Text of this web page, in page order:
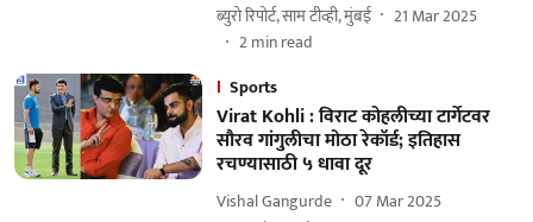
ब्युरो रिपोर्ट, साम टीव्ही, मुंबई
21 Mar 2025
2min read
Sports
Virat Kohli : विराट कोहलीच्या टार्गेटवर
सौरव गांगुलीचा मोठा रेकॉर्ड; इतिहास
रचण्यासाठी ५ धावा दूर
Vishal Gangurde
07 Mar 2025